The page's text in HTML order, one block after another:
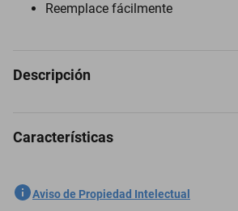
Reemplace fácilmente
Descripción
Espejo Retrovisor para Plymouth Voyager
Características
SKU
Aviso de Propiedad Intelectual